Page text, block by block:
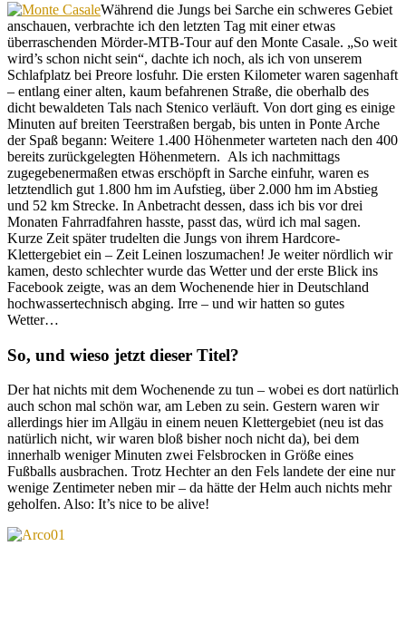
Während die Jungs bei Sarche ein schweres Gebiet
anschauen, verbrachte ich den letzten Tag mit einer etwas
überraschenden Mörder-MTB-Tour auf den Monte Casale. „So weit
wird’s schon nicht sein“, dachte ich noch, als ich von unserem
Schlafplatz bei Preore losfuhr. Die ersten Kilometer waren sagenhaft
– entlang einer alten, kaum befahrenen Straße, die oberhalb des
dicht bewaldeten Tals nach Stenico verläuft. Von dort ging es einige
Minuten auf breiten Teerstraßen bergab, bis unten in Ponte Arche
der Spaß begann: Weitere 1.400 Höhenmeter warteten nach den 400
bereits zurückgelegten Höhenmetern. Als ich nachmittags
zugegebenermaßen etwas erschöpft in Sarche einfuhr, waren es
letztendlich gut 1.800 hm im Aufstieg, über 2.000 hm im Abstieg
und 52 km Strecke. In Anbetracht dessen, dass ich bis vor drei
Monaten Fahrradfahren hasste, passt das, würd ich mal sagen.
Kurze Zeit später trudelten die Jungs von ihrem Hardcore-
Klettergebiet ein – Zeit Leinen loszumachen! Je weiter nördlich wir
kamen, desto schlechter wurde das Wetter und der erste Blick ins
Facebook zeigte, was an dem Wochenende hier in Deutschland
hochwassertechnisch abging. Irre – und wir hatten so gutes
Wetter…
So, und wieso jetzt dieser Titel?
Der hat nichts mit dem Wochenende zu tun – wobei es dort natürlich
auch schon mal schön war, am Leben zu sein. Gestern waren wir
allerdings hier im Allgäu in einem neuen Klettergebiet (neu ist das
natürlich nicht, wir waren bloß bisher noch nicht da), bei dem
innerhalb weniger Minuten zwei Felsbrocken in Größe eines
Fußballs ausbrachen. Trotz Hechter an den Fels landete der eine nur
wenige Zentimeter neben mir – da hätte der Helm auch nichts mehr
geholfen. Also: It’s nice to be alive!